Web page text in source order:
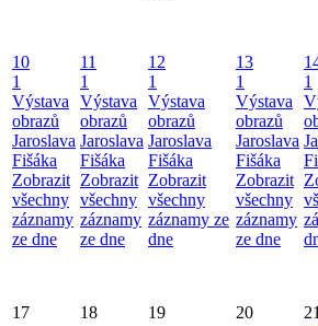
10
1
Výstava
obrazů
Jaroslava
Fišáka
Zobrazit
všechny
záznamy
ze dne
11
1
Výstava
obrazů
Jaroslava
Fišáka
Zobrazit
všechny
záznamy
ze dne
12
1
Výstava
obrazů
Jaroslava
Fišáka
Zobrazit
všechny
záznamy ze
dne
13
1
Výstava
obrazů
Jaroslava
Fišáka
Zobrazit
všechny
záznamy
ze dne
1
17
18 19 20 21